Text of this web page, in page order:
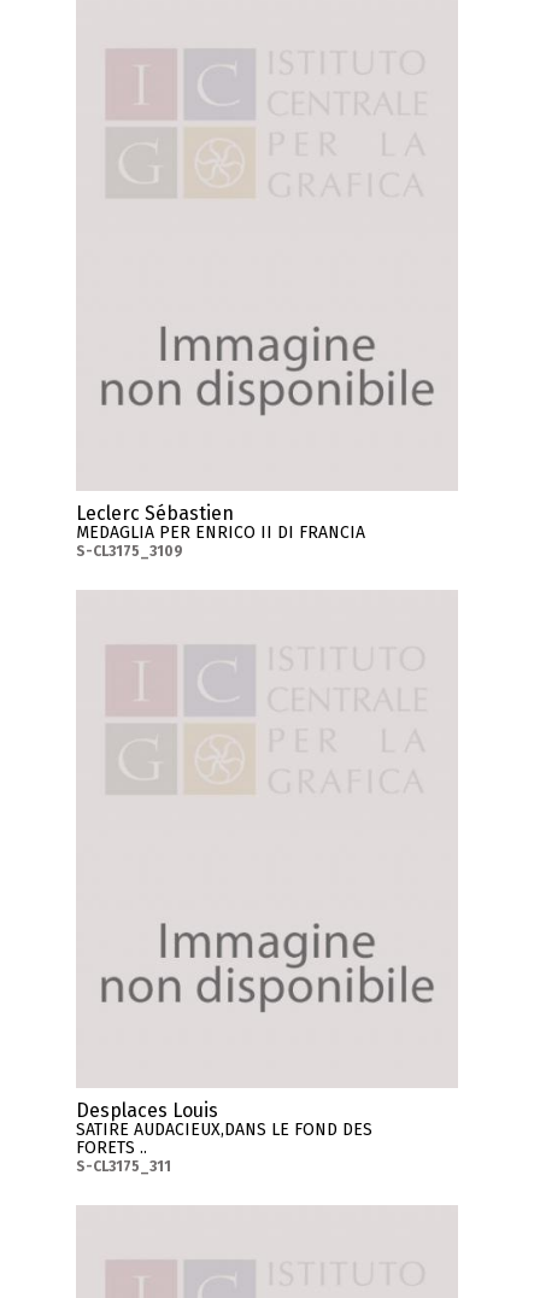
Leclerc Sébastien
MEDAGLIA PER ENRICO II DI FRANCIA
S-CL3175_3109
Desplaces Louis
SATIRE AUDACIEUX,DANS LE FOND DES
FORETS ..
S-CL3175_311